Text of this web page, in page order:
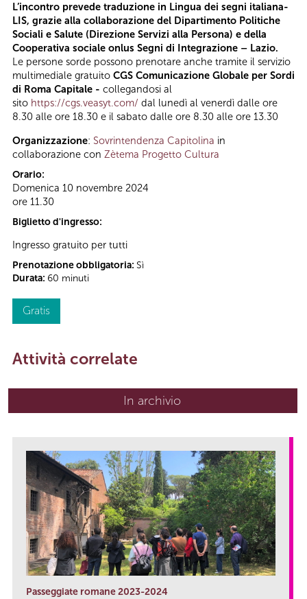
L’incontro prevede traduzione in Lingua dei segni italiana-
LIS, grazie alla collaborazione del Dipartimento Politiche
Sociali e Salute (Direzione Servizi alla Persona) e della
Cooperativa sociale onlus Segni di Integrazione – Lazio.
Le persone sorde possono prenotare anche tramite il servizio
multimediale gratuito CGS Comunicazione Globale per Sordi
di Roma Capitale - collegandosi al
sito https://cgs.veasyt.com/ dal lunedì al venerdì dalle ore
8.30 alle ore 18.30 e il sabato dalle ore 8.30 alle ore 13.30
Organizzazione: Sovrintendenza Capitolina in
collaborazione con Zètema Progetto Cultura
Orario:
Domenica 10 novembre 2024
ore 11.30
Biglietto d'ingresso:
Ingresso gratuito per tutti
Prenotazione obbligatoria: Sì
Durata: 60 minuti
Gratis
Attività correlate
In archivio
Passeggiate romane 2023-2024